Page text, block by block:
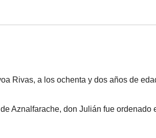
Rivas, a los ochenta y dos años de
Aznalfarache, don Julián fue ordenado